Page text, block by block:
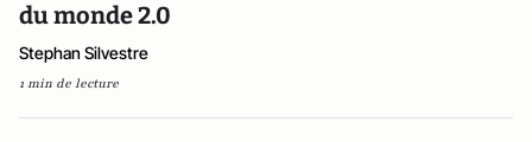
du monde 2.0
Stephan Silvestre
1 min de lecture